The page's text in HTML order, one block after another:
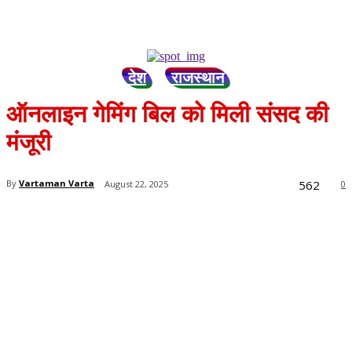
देश राजस्थान
ऑनलाइन गेमिंग बिल को मिली संसद की
मंजूरी
By Vartaman Varta August 22, 2025 0
562